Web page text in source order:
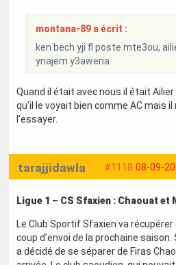
montana-89 a écrit :
ken bech yji fl poste mte3ou,
ynajem y3awena
Quand il était avec nous il était
qu'il le voyait bien comme AC mais
l'essayer.
#1118 08-09-
tarajjidawla
Ligue 1 – CS Sfaxien : Chaouat
Le Club Sportif Sfaxien va
coup d’envoi de la prochaine saison.
a décidé de se séparer de Firas